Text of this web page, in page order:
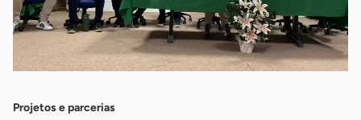
Projetos e parcerias